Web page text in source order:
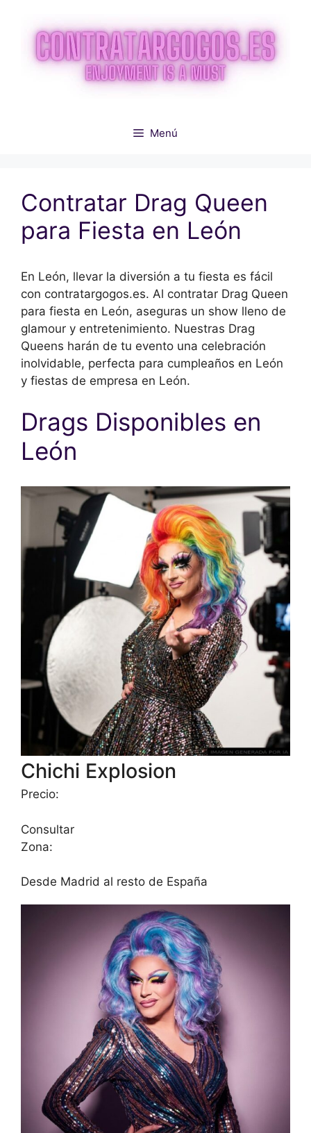
contenido
Menú
Contratar Drag Queen
para Fiesta en León
En León, llevar la diversión a tu fiesta es fácil
con contratargogos.es. Al contratar Drag Queen
para fiesta en León, aseguras un show lleno de
glamour y entretenimiento. Nuestras Drag
Queens harán de tu evento una celebración
inolvidable, perfecta para cumpleaños en León
y fiestas de empresa en León.
Drags Disponibles en
León
Chichi Explosion
Precio:
Consultar
Zona:
Desde Madrid al resto de España